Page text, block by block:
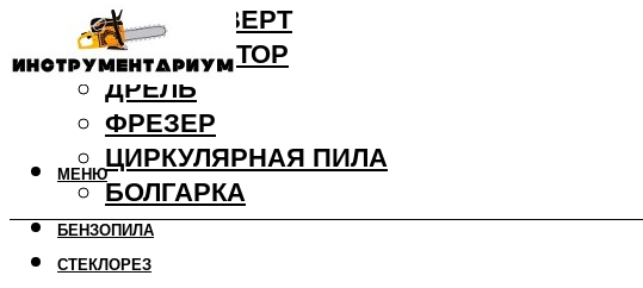
ШУРУПОВЕРТ
ПЕРФОРАТОР
ДРЕЛЬ
ФРЕЗЕР
ЦИРКУЛЯРНАЯ ПИЛА
БОЛГАРКА
БЕНЗОПИЛА
СТЕКЛОРЕЗ
МЕНЮ